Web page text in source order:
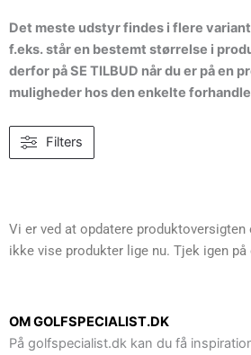
Det meste udstyr findes i flere
f.eks. står en bestemt størrelse i
derfor på SE TILBUD når du er på en
muligheder hos den enkelte
Filters
Vi er ved at opdatere
ikke vise produkter lige nu. Tjek igen
OM GOLFSPECIALIST.DK
På golfspecialist.dk kan du få